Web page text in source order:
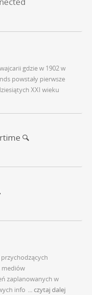
gdzie w 1902 w
powstały pierwsze
XXI wieku
mediów
zaplanowanych w
info ... czytaj dalej